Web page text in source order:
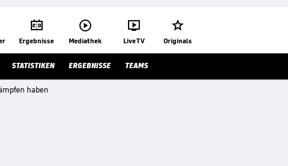

Ergebnisse

Mediathek

Live TV

Originals
STATISTIKEN ERGEBNISSE TEAMS
haben